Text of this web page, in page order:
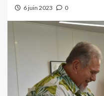
6 juin 2023 0